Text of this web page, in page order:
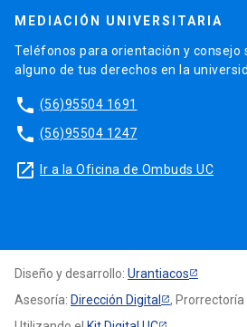
MEDIACIÓN UNIVERSITARIA
Teléfonos para orientación y consejo
alguno de tus derechos en la
phone (56)95504 1691
phone (56)95504 1247
launch Ir a la Oficina de Ombuds UC
Diseño y desarrollo: Urantiacos
Asesoría: Dirección Digital
, Prorrectoría